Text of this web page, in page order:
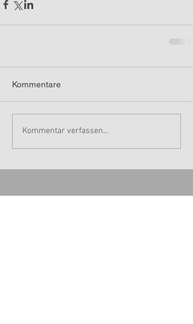
Kommentare
Kommentar verfassen...